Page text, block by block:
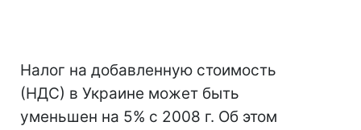
Налог на добавленную стоимость
(НДС) в Украине может быть
уменьшен на 5% с 2008 г. Об этом